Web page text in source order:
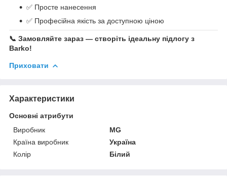
✅ Просте нанесення
✅ Професійна якість за доступною ціною
📞 Замовляйте зараз — створіть ідеальну підлогу з
Barko!
Приховати
Характеристики
Основні атрибути
Виробник
MG
Країна виробник
Україна
Колір
Білий